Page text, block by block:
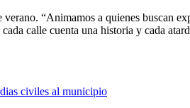
“Animamos a quienes buscan
calle cuenta una historia y cada
civiles al municipio